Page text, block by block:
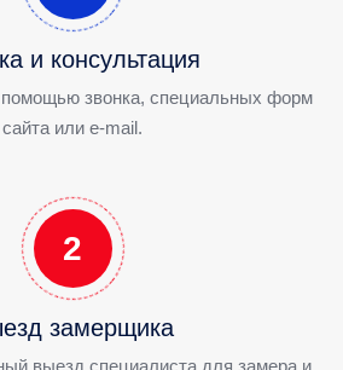
и консультация
помощью звонка, специальных форм
сайта или e-mail.
2
замерщика
выезд специалиста для замера и